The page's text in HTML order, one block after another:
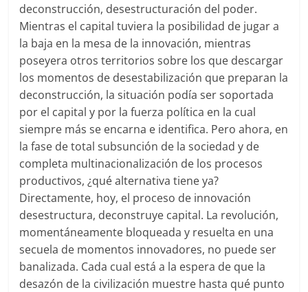
deconstrucción, desestructuración del poder.
Mientras el capital tuviera la posibilidad de jugar a
la baja en la mesa de la innovación, mientras
poseyera otros territorios sobre los que descargar
los momentos de desestabilización que preparan la
deconstrucción, la situación podía ser soportada
por el capital y por la fuerza política en la cual
siempre más se encarna e identifica. Pero ahora, en
la fase de total subsunción de la sociedad y de
completa multinacionalización de los procesos
productivos, ¿qué alternativa tiene ya?
Directamente, hoy, el proceso de innovación
desestructura, deconstruye capital. La revolución,
momentáneamente bloqueada y resuelta en una
secuela de momentos innovadores, no puede ser
banalizada. Cada cual está a la espera de que la
desazón de la civilización muestre hasta qué punto